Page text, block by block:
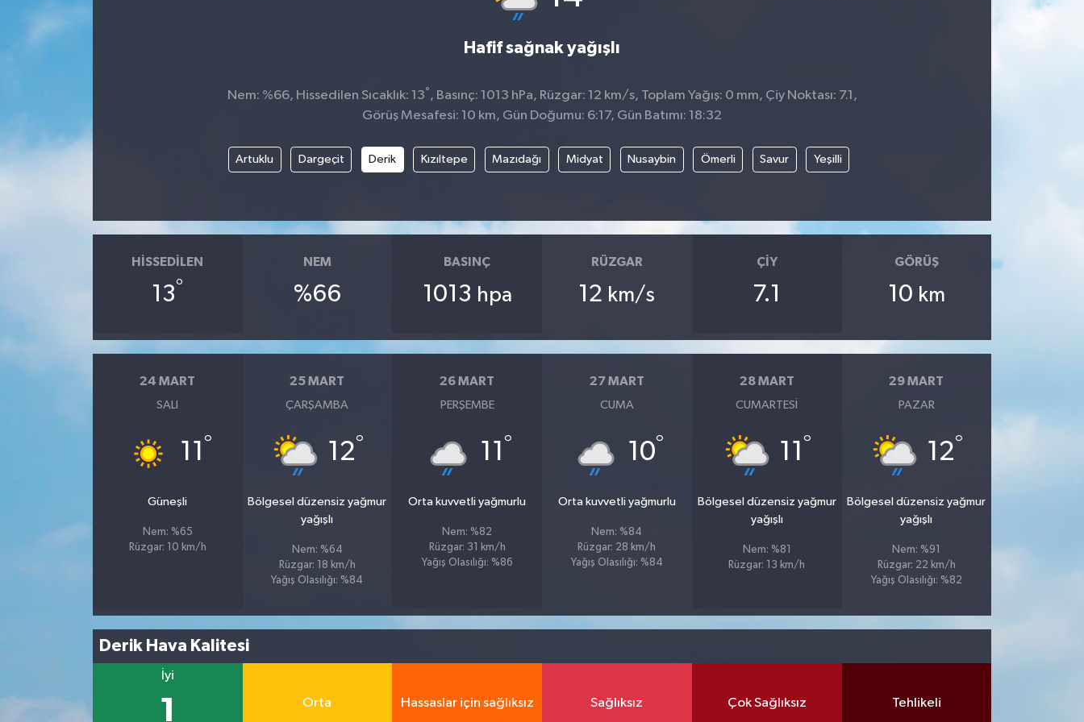
Hafif sağnak yağışlı
Nem: %66, Hissedilen Sıcaklık: 13° , Basınç: 1013 hPa, Rüzgar: 12 km/s, Toplam Yağış: 0 mm, Çiy Noktası: 7.1,
Görüş Mesafesi: 10 km, Gün Doğumu: 6:17, Gün Batımı: 18:32
Artuklu Dargeçit Derik Kızıltepe Mazıdağı Midyat Nusaybin Ömerli Savur Yeşilli
HISSEDILEN
13°
NEM
%66
BASINÇ
1013 hpa
RÜZGAR
12 km/s
ÇIY
7.1
GÖRÜŞ
10 km
24 MART
SALI
11 °
Güneşli
Nem: %65
Rüzgar: 10 km/h
25 MART
ÇARŞAMBA
12°
Bölgesel düzensiz yağmur
yağışlı
Nem: %64
Rüzgar: 18 km/h
Yağış Olasılığı: %84
26 MART
PERŞEMBE
11 °
Orta kuvvetli yağmurlu
Nem: %82
Rüzgar: 31 km/h
Yağış Olasılığı: %86
27 MART
CUMA
10°
Orta kuvvetli yağmurlu
Nem: %84
Rüzgar: 28 km/h
Yağış Olasılığı: %84
28 MART
CUMARTESI
11 °
Bölgesel düzensiz yağmur
yağışlı
Nem: %81
Rüzgar: 13 km/h
29 MART
PAZAR
12°
Bölgesel düzensiz yağmur
yağışlı
Nem: %91
Rüzgar: 22 km/h
Yağış Olasılığı: %82
Derik Hava Kalitesi
İyi
1 Orta Hassaslar için sağlıksız Sağlıksız Çok Sağlıksız Tehlikeli
EĞİTİM
KENT GÜNDEMİ